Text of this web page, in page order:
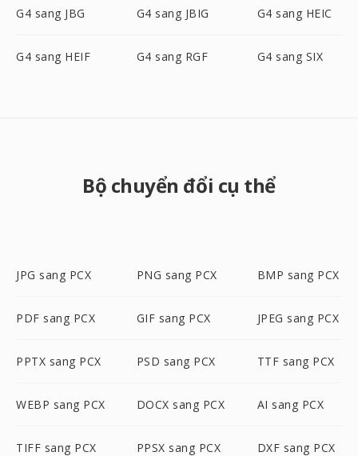
G4 sang JBG G4 sang JBIG G4 sang HEIC
G4 sang HEIF G4 sang RGF G4 sang SIX
Bộ chuyển đổi cụ thể
JPG sang PCX PNG sang PCX BMP sang PCX
PDF sang PCX GIF sang PCX JPEG sang PCX
PPTX sang PCX PSD sang PCX TTF sang PCX
WEBP sang PCX DOCX sang PCX AI sang PCX
TIFF sang PCX PPSX sang PCX DXF sang PCX